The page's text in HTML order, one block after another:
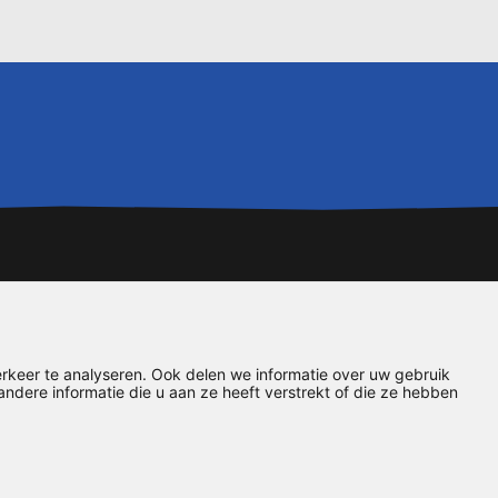
te analyseren. Ook delen we informatie over uw gebruik
informatie die u aan ze heeft verstrekt of die ze hebben